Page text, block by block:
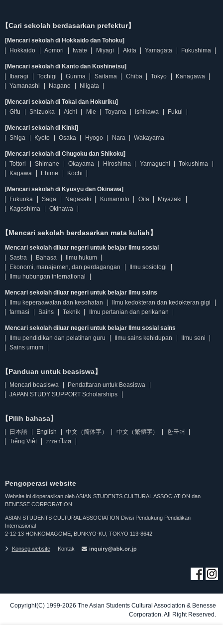
【Cari sekolah berdasarkan prefektur】
[Mencari sekolah di Hokkaido dan Tohoku]
Hokkaido
Aomori Iwate Miyagi Akita Yamagata Fukushima
[Mencari sekolah di Kanto dan Koshinetsu]
Ibaragi
Tochigi Gunma Saitama Chiba Tokyo
Kanagawa
Yamanashi
Nagano Niigata
[Mencari sekolah di Tokai dan Hokuriku]
Gifu
Shizuoka Aichi Mie Toyama Ishikawa Fukui
[Mencari sekolah di Kinki]
Shiga
Kyoto Osaka Hyogo Nara Wakayama
[Mencari sekolah di Chugoku dan Shikoku]
Tottori
Shimane Okayama Hiroshima Yamaguchi
Tokushima
Kagawa
Ehime Kochi
[Mencari sekolah di Kyusyu dan Okinawa]
Fukuoka
Saga Nagasaki Kumamoto Oita
Miyazaki
Kagoshima
Okinawa
【Mencari sekolah berdasarkan mata kuliah】
Mencari sekolah diluar negeri untuk belajar Ilmu sosial
Sastra
Bahasa
Ilmu hukum
Ekonomi, manajemen, dan perdagangan
Ilmu sosiologi
Ilmu hubungan international
Mencari sekolah diluar negeri untuk belajar Ilmu sains
Ilmu keperaawatan dan kesehatan
Ilmu kedokteran dan kedokteran gigi
farmasi
Sains Teknik Ilmu pertanian dan perikanan
Mencari sekolah diluar negeri untuk belajar Ilmu sosial sains
Ilmu pendidikan dan pelatihan guru
Ilmu sains kehidupan
Ilmu seni
Sains umum
【Panduan untuk beasiswa】
Mencari beasiswa
Pendaftaran untuk Beasiswa
JAPAN STUDY SUPPORT Scholarships
【Pilih bahasa】
日本語 English 中文（简体字） 中文（繁體字）
한국어
Tiếng Việt
ภาษาไทย
Pengoperasi website
Website ini dioperasikan oleh ASIAN STUDENTS CULTURAL ASSOCIATION dan
BENESSE CORPORATION
ASIAN STUDENTS CULTURAL ASSOCIATION Divisi Pendukung Pendidikan
Internasional
2-12-13 HONKOMAGOME, BUNKYO-KU, TOKYO 113-8642
Konsep website Kontak
Copyright(C) 1999-2026 The Asian Students Cultural Association & Benesse
Corporation. All Right Reserved.